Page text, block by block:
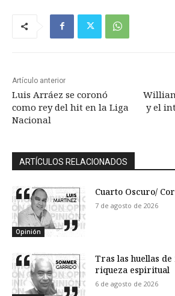
Artículo anterior
Luis Arráez se coronó
como rey del hit en la Liga
Nacional
y el
ARTÍCULOS RELACIONADOS
Opinión
Cuarto Oscuro/
7 de agosto de 2026
Tras las huellas
riqueza espiritual
6 de agosto de 2026